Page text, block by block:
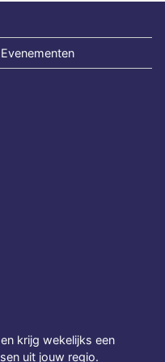
krijg wekelijks een
uit jouw regio.